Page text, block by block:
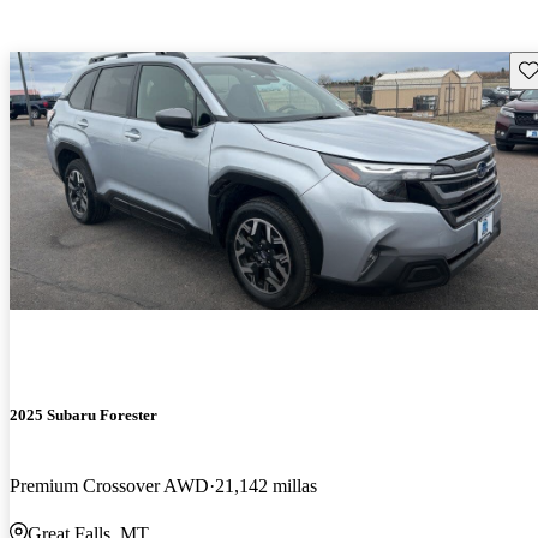
2025 Subaru Forester
Premium Crossover AWD 21,142 millas